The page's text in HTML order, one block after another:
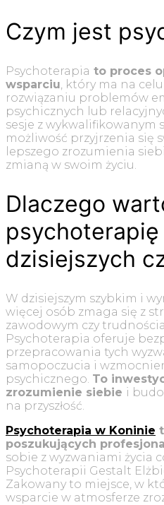
Czym jest
Psychoterapia to proces
wsparciu , który ma na
rozwiązaniu problemów
psychicznych lub
sesje z wykwalifikowanym
możliwość przyjrzenia się
lepszego zrozumienia
zmianą w swoim życiu.
Dlaczego
dzisiejszych
W dzisiejszym szybkim i
więcej osób zmaga się z
zawodowym czy
Psychoterapia oferuje
przepracowania tych
samopoczucia i
psychicznego. To
zrozumienie siebie i
na przyszłość.
Psychoterapia w Koninie
poszukujących
sobie z wyzwaniami życia
Psychoterapii Gestalt
Zakowany to miejsce, w
wsparcie w atmosferze